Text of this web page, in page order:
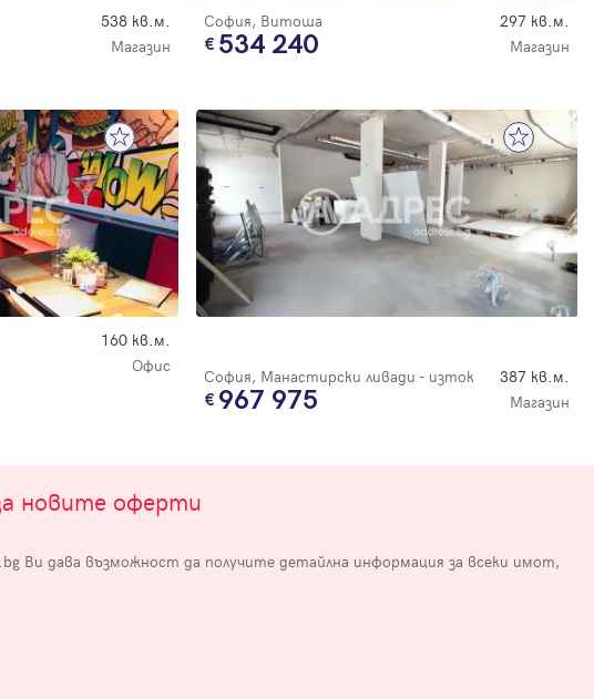
538 кв.м.
Магазин
София, Витоша 297 кв.м.
534 240 Магазин
160 кв.м.
Офис
София, Манастирски ливади - изток 387 кв.м.
967 975 Магазин
новите оферти
Ви дава възможност да получите детайлна информация за всеки имот,